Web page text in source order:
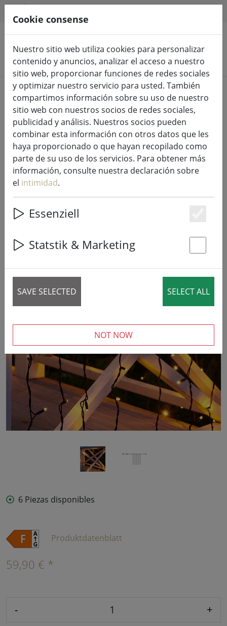
Buscar productos
Home
Luces de hadas e iluminación
Luces de hadas
Sirius Tech-Line cortina de luz set
de inicio 100 LED blanco cálido 1,5 x
2 m exterior 230V negro
6 Piezas disponibles
Produktdatenblatt
59,90 € *
- +
Cookie consense
Nuestro sitio web utiliza cookies para personalizar
contenido y anuncios, analizar el acceso a nuestro
sitio web, proporcionar funciones de redes sociales
y optimizar nuestro servicio para usted. También
compartimos información sobre su uso de nuestro
sitio web con nuestros socios de redes sociales,
publicidad y análisis. Nuestros socios pueden
combinar esta información con otros datos que les
haya proporcionado o que hayan recopilado como
parte de su uso de los servicios. Para obtener más
información, consulte nuestra declaración sobre
el intimidad.
Essenziell
Statstik & Marketing
SAVE SELECTED SELECT ALL
NOT NOW